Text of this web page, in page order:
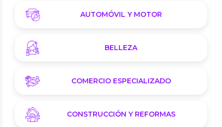
AUTOMÓVIL Y MOTOR
BELLEZA
COMERCIO ESPECIALIZADO
CONSTRUCCIÓN Y REFORMAS